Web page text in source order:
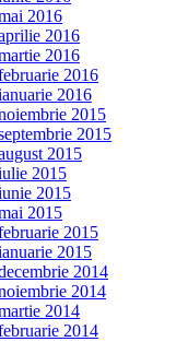
2016
2016
2016
2016
2016
2015
2015
2015
2015
2015
2015
2015
2015
2014
2014
2014
2014